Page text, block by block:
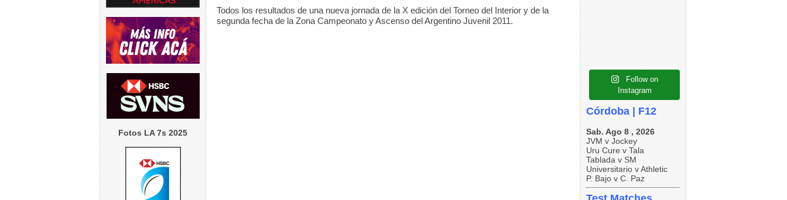
Fotos LA 7s 2025
Todos los resultados de una nueva jornada de la X edición del Torneo del Interior y de la
segunda fecha de la Zona Campeonato y Ascenso del Argentino Juvenil 2011.
5 0
6 0
5 0
5 0 6
Follow on
Instagram
Córdoba | F12
Sab. Ago 8 , 2026
JVM v Jockey
Uru Cure v Tala
Tablada v SM
Universitario v Athletic
P. Bajo v C. Paz